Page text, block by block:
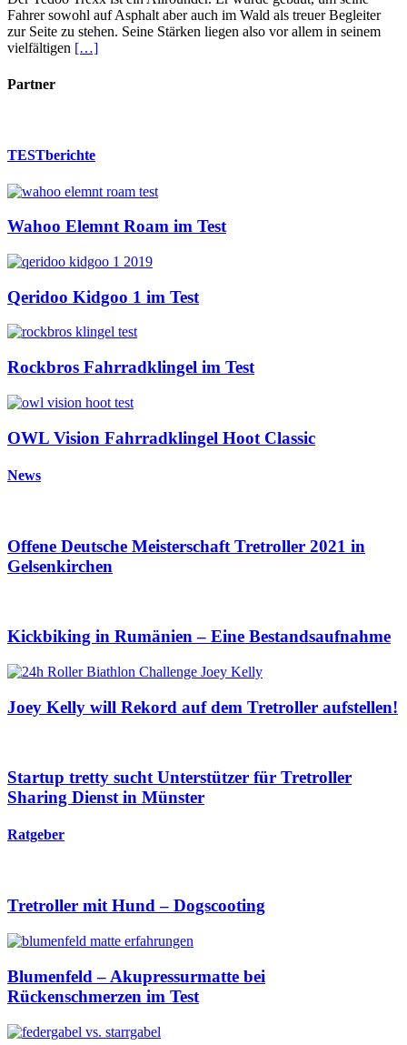
Fahrer sowohl auf Asphalt aber auch im Wald als treuer Begleiter
zur Seite zu stehen. Seine Stärken liegen also vor allem in seinem
vielfältigen […]
Partner
TESTberichte
Wahoo Elemnt Roam im Test
Qeridoo Kidgoo 1 im Test
Rockbros Fahrradklingel im Test
OWL Vision Fahrradklingel Hoot Classic
News
Offene Deutsche Meisterschaft Tretroller 2021 in
Gelsenkirchen
Kickbiking in Rumänien – Eine Bestandsaufnahme
Joey Kelly will Rekord auf dem Tretroller aufstellen!
Startup tretty sucht Unterstützer für Tretroller
Sharing Dienst in Münster
Ratgeber
Tretroller mit Hund – Dogscooting
Blumenfeld – Akupressurmatte bei
Rückenschmerzen im Test